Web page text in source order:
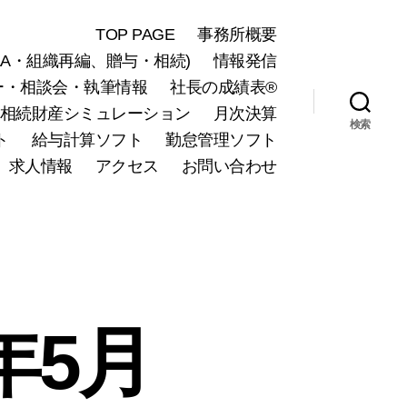
TOP PAGE
事務所概要
・組織再編、贈与・相続)
情報発信
相談会・執筆情報
社長の成績表®
相続財産シミュレーション
月次決算
給与計算ソフト
勤怠管理ソフト
求人情報
アクセス お問い合わせ
検索
5月